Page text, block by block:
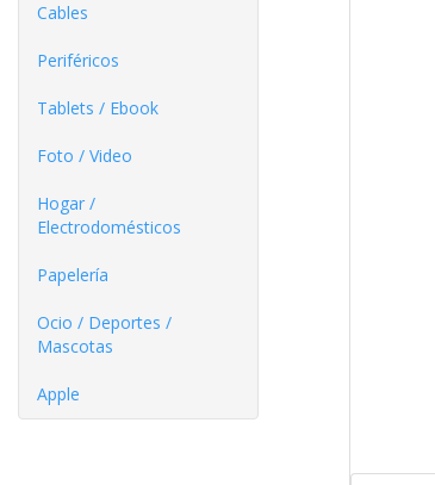
Cables
Periféricos
Tablets / Ebook
Foto / Video
Hogar /
Electrodomésticos
Papelería
Ocio / Deportes /
Mascotas
Apple